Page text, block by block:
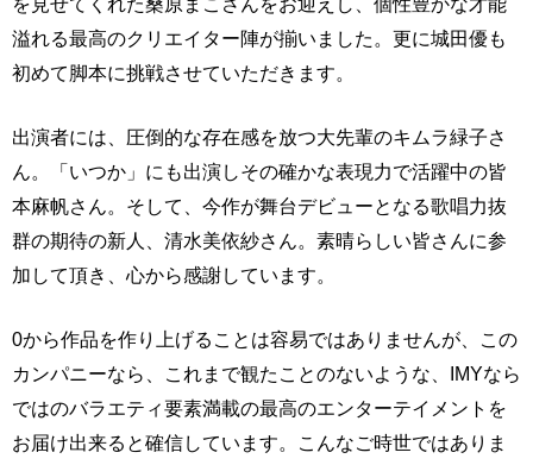
溢れる最高のクリエイター陣が揃いました。更に城田優も
初めて脚本に挑戦させていただきます。
出演者には、圧倒的な存在感を放つ大先輩のキムラ緑子さ
ん。「いつか」にも出演しその確かな表現力で活躍中の皆
本麻帆さん。そして、今作が舞台デビューとなる歌唱力抜
群の期待の新人、清水美依紗さん。素晴らしい皆さんに参
加して頂き、心から感謝しています。
0から作品を作り上げることは容易ではありませんが、この
カンパニーなら、これまで観たことのないような、IMYなら
ではのバラエティ要素満載の最高のエンターテイメントを
お届け出来ると確信しています。こんなご時世ではありま